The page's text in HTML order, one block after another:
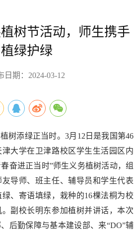
树节活动，师生携手
植绿护绿
日期：2024-03-12
树添绿正当时。3月12日是我国第46
大学在卫津路校区学生生活园区内
春奋进正当时”师生义务植树活动，组
导师、班主任、辅导员和学生代表
、寄语填绿，栽种的16棵法桐为校
副校长明东参加植树并讲话，本次
后勤保障与基本建设部、来“DO”辅